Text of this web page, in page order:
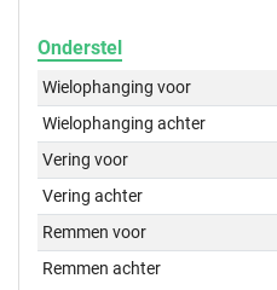
Onderstel
Wielophanging voor
Wielophanging achter
Vering voor
Vering achter
Remmen voor
Remmen achter